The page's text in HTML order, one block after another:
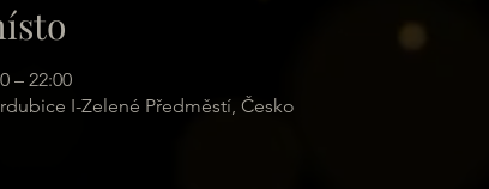
– 22:00
I-Zelené Předměstí, Česko